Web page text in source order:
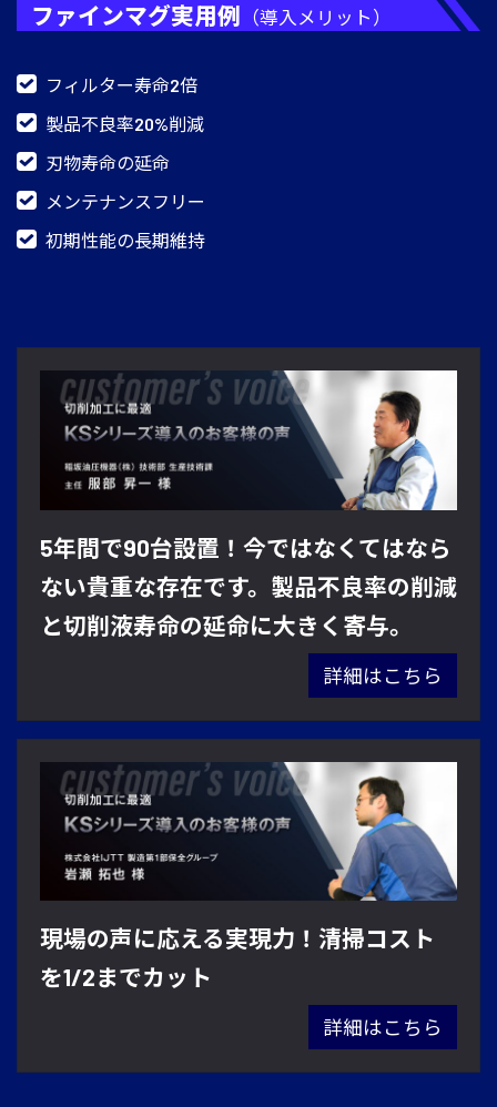
ファインマグ実用例 （導入メリット）
フィルター寿命2倍
製品不良率20%削減
刃物寿命の延命
メンテナンスフリー
初期性能の長期維持
5年間で90台設置！今ではなくてはなら
ない貴重な存在です。製品不良率の削減
と切削液寿命の延命に大きく寄与。
詳細はこちら
現場の声に応える実現⼒！清掃コスト
を1/2までカット
詳細はこちら